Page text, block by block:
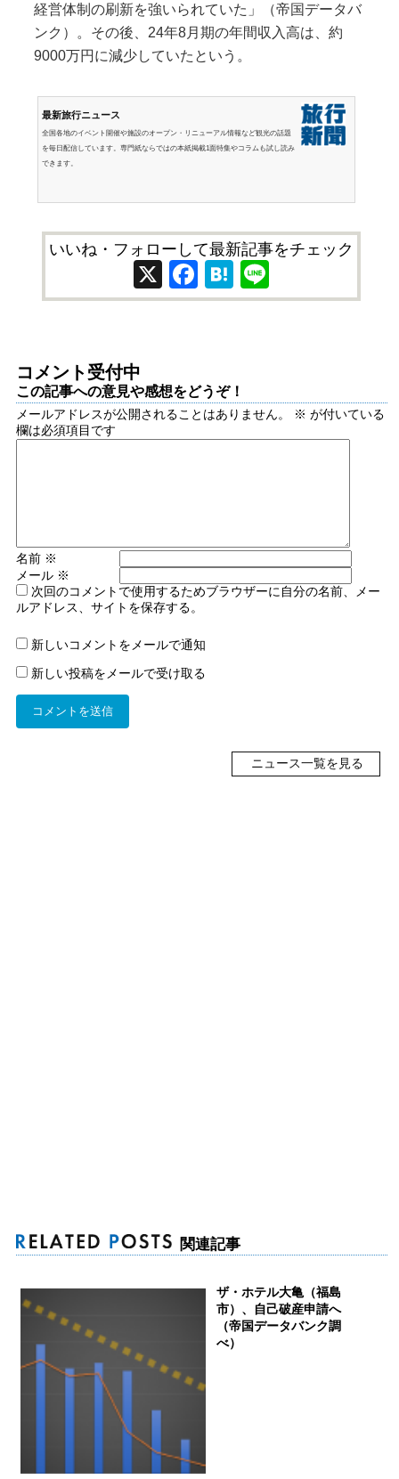
経営体制の刷新を強いられていた」（帝国データバ
ンク）。その後、24年8月期の年間収入高は、約
9000万円に減少していたという。
最新旅行ニュース
全国各地のイベント開催や施設のオープン・リニューアル情報など観光の話題
を毎日配信しています。専門紙ならではの本紙掲載1面特集やコラムも試し読み
できます。
いいね・フォローして最新記事をチェック
X Facebook
Hatena
コメント受付中
この記事への意見や感想をどうぞ！
メールアドレスが公開されることはありません。 ※ が付いている
欄は必須項目です
名前 ※
メール ※
次回のコメントで使用するためブラウザーに自分の名前、メー
ルアドレス、サイトを保存する。
新しいコメントをメールで通知
新しい投稿をメールで受け取る
ニュース一覧を見る
関連記事
ザ・ホテル大亀（福島
市）、自己破産申請へ
（帝国データバンク調
べ）